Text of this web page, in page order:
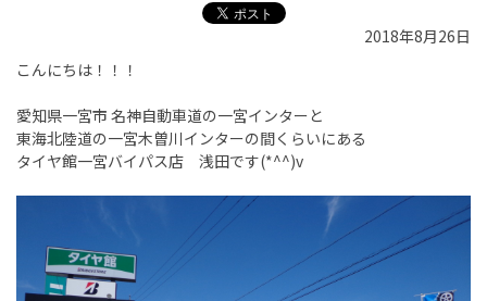
2018年8月26日
こんにちは！！！
愛知県一宮市 名神自動車道の一宮インターと
東海北陸道の一宮木曽川インターの間くらいにある
タイヤ館一宮バイパス店 浅田です(*^^)v